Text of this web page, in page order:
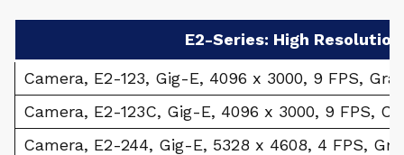
E2-Series: High
Camera, E2-123, Gig-E, 4096 x 3000, 9 FPS,
Camera, E2-123C, Gig-E, 4096 x 3000, 9 FPS,
Camera, E2-244, Gig-E, 5328 x 4608, 4 FPS,